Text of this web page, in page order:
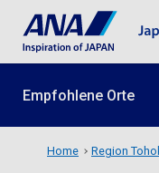
Empfohlene Orte
Home Region